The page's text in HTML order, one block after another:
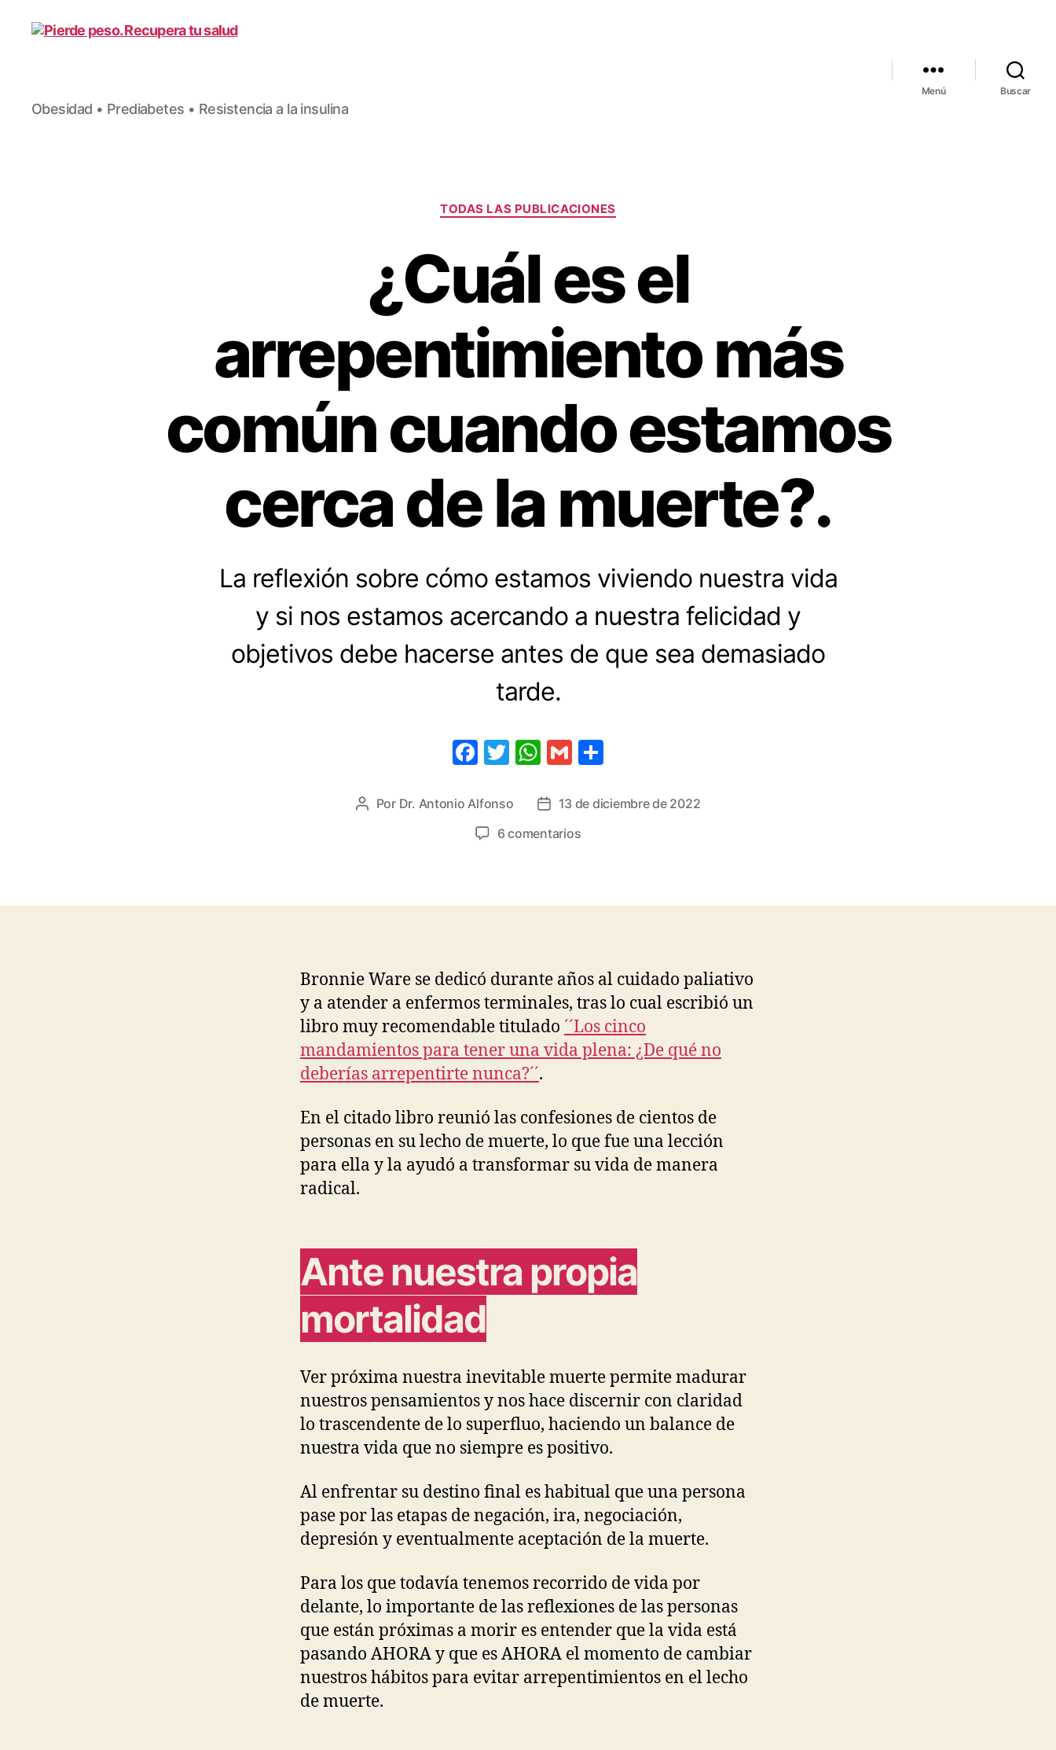
Pierde
peso.
Obesidad • Prediabetes • Resistencia a la insulina
Menú Buscar
Categorías
TODAS LAS PUBLICACIONES
¿Cuál es el
arrepentimiento más
común cuando estamos
cerca de la muerte?.
La reflexión sobre cómo estamos viviendo nuestra vida
y si nos estamos acercando a nuestra felicidad y
objetivos debe hacerse antes de que sea demasiado
tarde.
F
c
e
o
T
er
W
at
s
p
G
ail m
Autor
Por Dr. Antonio Alfonso
Fecha
la
13 de diciembre de 2022
6 comentariosen
arrepentimiento
estamos
cerca
de
la
muerte?.
Bronnie Ware se dedicó durante años al cuidado paliativo
y a atender a enfermos terminales, tras lo cual escribió un
libro muy recomendable titulado ´´Los cinco
mandamientos para tener una vida plena: ¿De qué no
deberías arrepentirte nunca?´´.
En el citado libro reunió las confesiones de cientos de
personas en su lecho de muerte, lo que fue una lección
para ella y la ayudó a transformar su vida de manera
radical.
Ante nuestra propia
mortalidad
Ver próxima nuestra inevitable muerte permite madurar
nuestros pensamientos y nos hace discernir con claridad
lo trascendente de lo superfluo, haciendo un balance de
nuestra vida que no siempre es positivo.
Al enfrentar su destino final es habitual que una persona
pase por las etapas de negación, ira, negociación,
depresión y eventualmente aceptación de la muerte.
Para los que todavía tenemos recorrido de vida por
delante, lo importante de las reflexiones de las personas
que están próximas a morir es entender que la vida está
pasando AHORA y que es AHORA el momento de cambiar
nuestros hábitos para evitar arrepentimientos en el lecho
de muerte.